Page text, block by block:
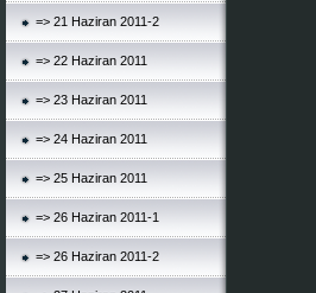
=> 21 Haziran 2011-2
=> 22 Haziran 2011
=> 23 Haziran 2011
=> 24 Haziran 2011
=> 25 Haziran 2011
=> 26 Haziran 2011-1
=> 26 Haziran 2011-2